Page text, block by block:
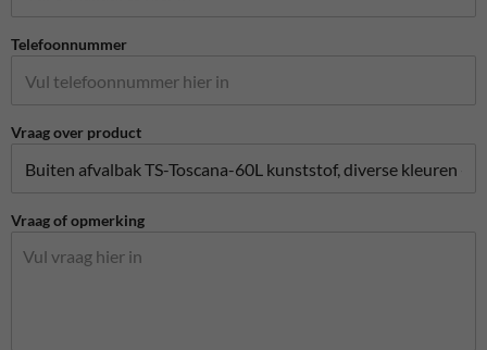
Telefoonnummer
Vraag over product
Vraag of opmerking